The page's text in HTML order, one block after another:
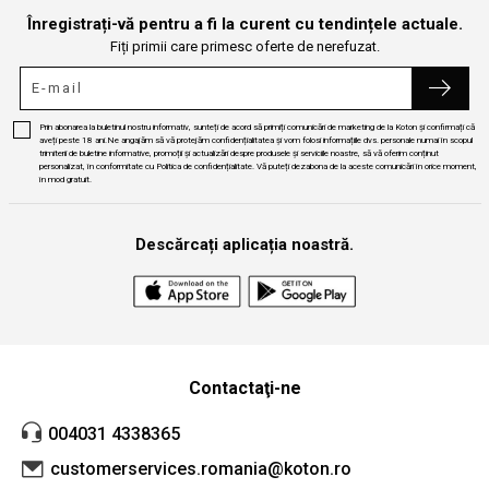
Înregistrați-vă pentru a fi la curent cu tendințele actuale.
Fiți primii care primesc oferte de nerefuzat.
Prin abonarea la buletinul nostru informativ, sunteți de acord să primiți comunicări de marketing de la Koton și confirmați că
aveți peste 18 ani.Ne angajăm să vă protejăm confidențialitatea și vom folosi informațiile dvs. personale numai în scopul
trimiterii de buletine informative, promoții și actualizări despre produsele și serviciile noastre, să vă oferim conținut
personalizat, în conformitate cu Politica de confidențialitate. Vă puteți dezabona de la aceste comunicări în orice moment,
în mod gratuit.
Descărcați aplicația noastră.
Contactaţi-ne
004031 4338365
customerservices.romania@koton.ro